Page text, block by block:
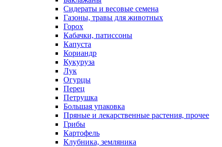
Сидераты и весовые семена
Газоны, травы для животных
Горох
Кабачки, патиссоны
Капуста
Кориандр
Кукуруза
Лук
Огурцы
Перец
Петрушка
Большая упаковка
Пряные и лекарственные растения, прочее
Грибы
Картофель
Клубника, земляника